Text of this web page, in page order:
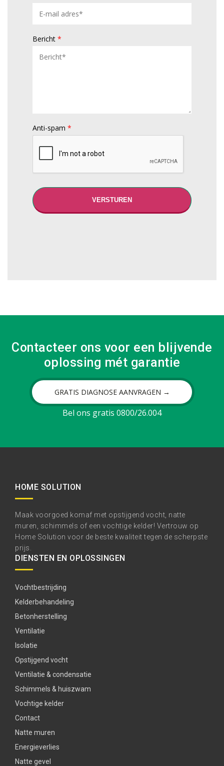
Bericht*
Anti-spam*
Contacteer ons voor een blijvende
oplossing mét garantie
GRATIS DIAGNOSE AANVRAGEN →
Bel ons gratis 0800/26.004
HOME SOLUTION
Maak voorgoed komaf met opstijgend vocht, natte
muren, schimmels of een vochtige kelder! Vertrouw op
Home Solution voor de beste kwaliteit tegen de scherpste
prijs.
DIENSTEN EN OPLOSSINGEN
Vochtbestrijding
Kelderbehandeling
Betonherstelling
Ventilatie
Isolatie
Opstijgend vocht
Ventilatie & condensatie
Schimmels & huiszwam
Vochtige kelder
Contact
Natte muren
Energieverlies
Natte gevel